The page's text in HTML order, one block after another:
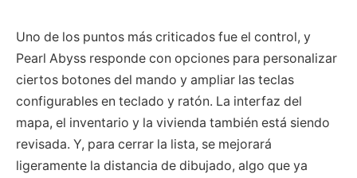
Uno de los puntos más criticados fue el control, y
Pearl Abyss responde con opciones para personalizar
ciertos botones del mando y ampliar las teclas
configurables en teclado y ratón. La interfaz del
mapa, el inventario y la vivienda también está siendo
revisada. Y, para cerrar la lista, se mejorará
ligeramente la distancia de dibujado, algo que ya